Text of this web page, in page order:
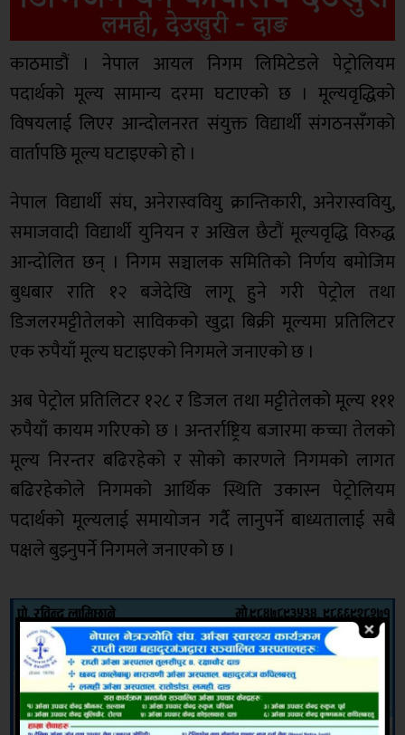
काठमाडौं । नेपाल आयल निगम लिमिटेडले पेट्रोलियम
पदार्थको मूल्य सामान्य दरमा घटाएको छ । मूल्यवृद्धिको
विषयलाई लिएर आन्दोलनरत संयुक्त विद्यार्थी संगठनसँगको
वार्तापछि मूल्य घटाइएको हो ।
नेपाल विद्यार्थी संघ, अनेरास्ववियु क्रान्तिकारी, अनेरास्ववियु,
समाजवादी विद्यार्थी युनियन र अखिल छैटौं मूल्यवृद्धि विरुद्ध
आन्दोलित छन् । निगम सञ्चालक समितिको निर्णय बमोजिम
बुधबार राति १२ बजेदेखि लागू हुने गरी पेट्रोल तथा
डिजलरमट्टीतेलको साविकको खुद्रा बिक्री मूल्यमा प्रतिलिटर
एक रुपैयाँ मूल्य घटाइएको निगमले जनाएको छ ।
अब पेट्रोल प्रतिलिटर १२८ र डिजल तथा मट्टीतेलको मूल्य १११
रुपैयाँ कायम गरिएको छ । अन्तर्राष्ट्रिय बजारमा कच्चा तेलको
मूल्य निरन्तर बढिरहेको र सोको कारणले निगमको लागत
बढिरहेकोले निगमको आर्थिक स्थिति उकास्न पेट्रोलियम
पदार्थको मूल्यलाई समायोजन गर्दै लानुपर्ने बाध्यतालाई सबै
पक्षले बुझ्नुपर्ने निगमले जनाएको छ ।